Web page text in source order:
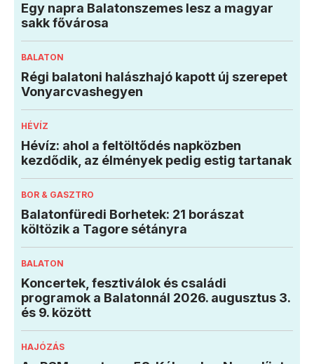
Egy napra Balatonszemes lesz a magyar
sakk fővárosa
BALATON
Régi balatoni halászhajó kapott új szerepet
Vonyarcvashegyen
HÉVÍZ
Hévíz: ahol a feltöltődés napközben
kezdődik, az élmények pedig estig tartanak
BOR & GASZTRO
Balatonfüredi Borhetek: 21 borászat
költözik a Tagore sétányra
BALATON
Koncertek, fesztiválok és családi
programok a Balatonnál 2026. augusztus 3.
és 9. között
HAJÓZÁS